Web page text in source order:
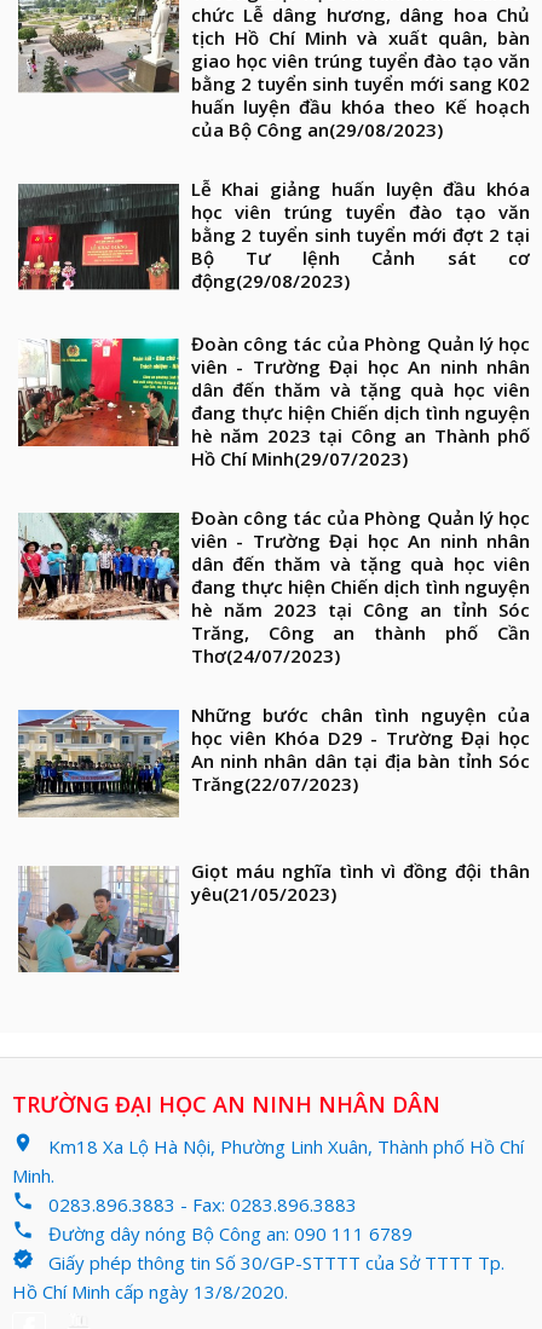
chức Lễ dâng hương, dâng hoa Chủ
tịch Hồ Chí Minh và xuất quân, bàn
giao học viên trúng tuyển đào tạo văn
bằng 2 tuyển sinh tuyển mới sang K02
huấn luyện đầu khóa theo Kế hoạch
của Bộ Công an(29/08/2023)
Lễ Khai giảng huấn luyện đầu khóa
học viên trúng tuyển đào tạo văn
bằng 2 tuyển sinh tuyển mới đợt 2 tại
Bộ Tư lệnh Cảnh sát cơ
động(29/08/2023)
Đoàn công tác của Phòng Quản lý học
viên - Trường Đại học An ninh nhân
dân đến thăm và tặng quà học viên
đang thực hiện Chiến dịch tình nguyện
hè năm 2023 tại Công an Thành phố
Hồ Chí Minh(29/07/2023)
Đoàn công tác của Phòng Quản lý học
viên - Trường Đại học An ninh nhân
dân đến thăm và tặng quà học viên
đang thực hiện Chiến dịch tình nguyện
hè năm 2023 tại Công an tỉnh Sóc
Trăng, Công an thành phố Cần
Thơ(24/07/2023)
Những bước chân tình nguyện của
học viên Khóa D29 - Trường Đại học
An ninh nhân dân tại địa bàn tỉnh Sóc
Trăng(22/07/2023)
Giọt máu nghĩa tình vì đồng đội thân
yêu(21/05/2023)
TRƯỜNG ĐẠI HỌC AN NINH NHÂN DÂN
location_on
Km18 Xa Lộ Hà Nội, Phường Linh Xuân, Thành phố Hồ Chí
Minh.
phone 0283.896.3883 - Fax: 0283.896.3883
phone Đường dây nóng Bộ Công an: 090 111 6789
verified
Giấy phép thông tin Số 30/GP-STTTT của Sở TTTT Tp.
Hồ Chí Minh cấp ngày 13/8/2020.